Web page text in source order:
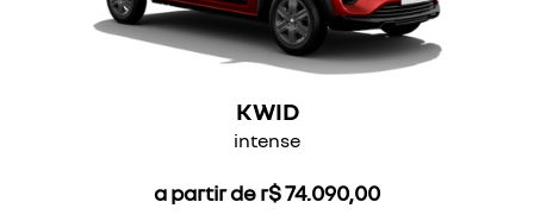
KWID
intense
a partir de r$ 74.090,00